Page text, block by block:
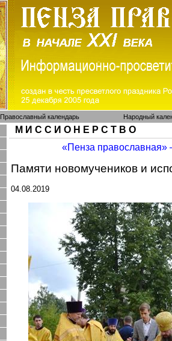
Православный календарь Народный
М И С С И О Н Е Р С Т В О
«Пенза православная»
Памяти новомучеников и
04.08.2019